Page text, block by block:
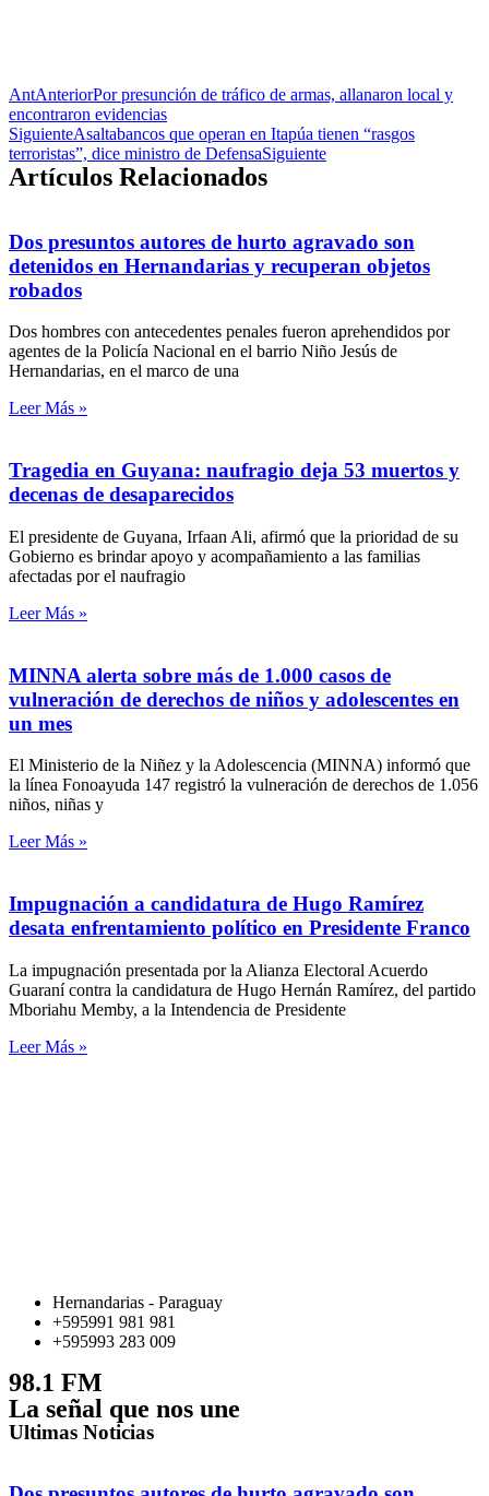
AntAnteriorPor presunción de tráfico de armas, allanaron local y
encontraron evidencias
SiguienteAsaltabancos que operan en Itapúa tienen “rasgos
terroristas”, dice ministro de DefensaSiguiente
Artículos Relacionados
Dos presuntos autores de hurto agravado son
detenidos en Hernandarias y recuperan objetos
robados
Dos hombres con antecedentes penales fueron aprehendidos por
agentes de la Policía Nacional en el barrio Niño Jesús de
Hernandarias, en el marco de una
Leer Más »
Tragedia en Guyana: naufragio deja 53 muertos y
decenas de desaparecidos
El presidente de Guyana, Irfaan Ali, afirmó que la prioridad de su
Gobierno es brindar apoyo y acompañamiento a las familias
afectadas por el naufragio
Leer Más »
MINNA alerta sobre más de 1.000 casos de
vulneración de derechos de niños y adolescentes en
un mes
El Ministerio de la Niñez y la Adolescencia (MINNA) informó que
la línea Fonoayuda 147 registró la vulneración de derechos de 1.056
niños, niñas y
Leer Más »
Impugnación a candidatura de Hugo Ramírez
desata enfrentamiento político en Presidente Franco
La impugnación presentada por la Alianza Electoral Acuerdo
Guaraní contra la candidatura de Hugo Hernán Ramírez, del partido
Mboriahu Memby, a la Intendencia de Presidente
Leer Más »
Hernandarias - Paraguay
+595991 981 981
+595993 283 009
98.1 FM
La señal que nos une
Ultimas Noticias